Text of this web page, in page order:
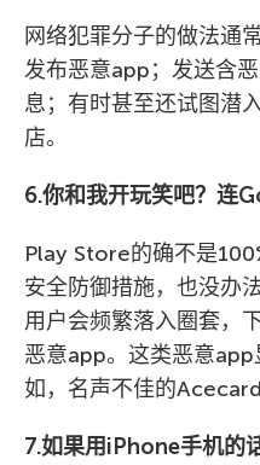
网络犯罪分子的做法通
发布恶意app；发送含
息；有时甚至还试图潜
店。
6.你和我开玩笑吧？连
Play Store的确不是
安全防御措施，也没办
用户会频繁落入圈套，
恶意app。这类恶意
如，名声不佳的Acecard
7.如果用iPhone手机的